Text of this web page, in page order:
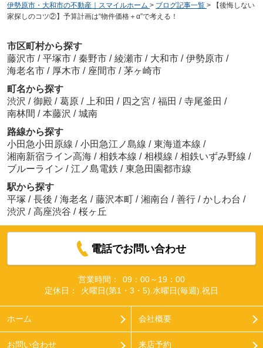
伊勢原市・大和市の不動産｜スマイルホーム > ブログ記事一覧 >
【後悔しない
家探しのコツ②】予算計画は“物件価格＋α”で考える！
市区町村から探す
藤沢市 / 平塚市 / 秦野市 / 綾瀬市 / 大和市 / 伊勢原市 /
海老名市 / 厚木市 / 座間市 / 茅ヶ崎市
町名から探す
渋沢 / 御殿 / 葛原 / 上和田 / 四之宮 / 福田 / 寺尾釜田 /
南林間 / 本藤沢 / 城南
路線から探す
小田急小田原線 / 小田急江ノ島線 / 東海道本線 /
湘南新宿ライン高海 / 相鉄本線 / 相模線 / 相鉄いずみ野線 /
ブルーライン / 江ノ島電鉄 / 東急田園都市線
駅から探す
平塚 / 長後 / 海老名 / 藤沢本町 / 湘南台 / 善行 / かしわ台 /
渋沢 / 高座渋谷 / 桜ヶ丘
電話でお問い合わせ
営業時間：
09：00～19：00
定休日：
火曜日(第1・3・5).水曜日(毎週).祝日
ホーム 会社概要
お問い合わせ 来店予約